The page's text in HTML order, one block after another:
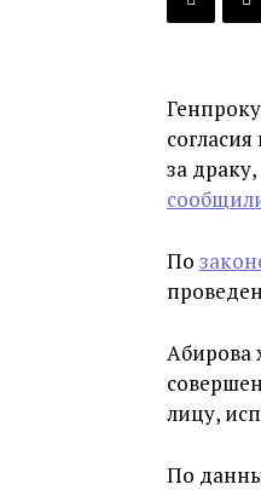
за
По
Абирова
лицу,
По